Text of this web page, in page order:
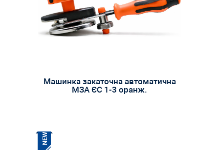
Машинка закаточна автоматична
МЗА ЄС 1-3 оранж.
NEW